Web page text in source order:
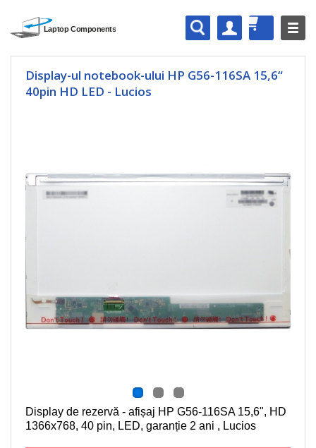
Display-ul notebook-ului HP G56-116SA 15,6“
40pin HD LED - Lucios
Display de rezervă - afișaj HP G56-116SA 15,6", HD
1366x768, 40 pin, LED, garanție 2 ani , Lucios